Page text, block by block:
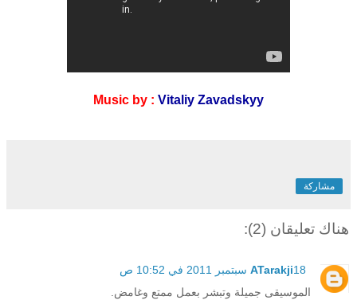
Music by : Vitaliy Zavadskyy
مشاركة
هناك تعليقان (2):
ATarakji18 سبتمبر 2011 في 10:52 ص
الموسيقى جميلة وتبشر بعمل ممتع وغامض.